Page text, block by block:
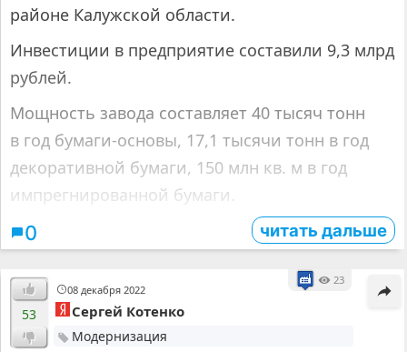
районе Калужской области.
Инвестиции в предприятие составили 9,3 млрд
рублей.
Мощность завода составляет 40 тысяч тонн
в год бумаги-основы, 17,1 тысячи тонн в год
декоративной бумаги, 150 млн кв. м в год
импрегнированной бумаги.
0 читать дальше
08 декабря 2022
23
53 Сергей Котенко
Модернизация